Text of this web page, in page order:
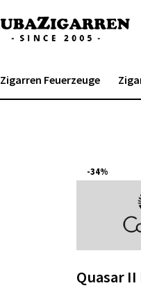
Zigarren Feuerzeuge
-34%
Quasar II